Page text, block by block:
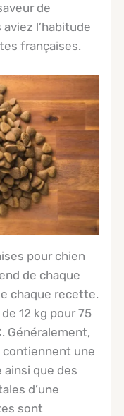
de
l’habitude
françaises.
pour chien
de chaque
chaque recette.
12 kg pour 75
Généralement,
une
que des
d’une
sont